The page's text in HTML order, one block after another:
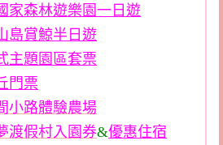
家森林遊樂園一日遊
島賞鯨半日遊
主題園區套票
門票
小路體驗農場
渡假村入園券&優惠住宿